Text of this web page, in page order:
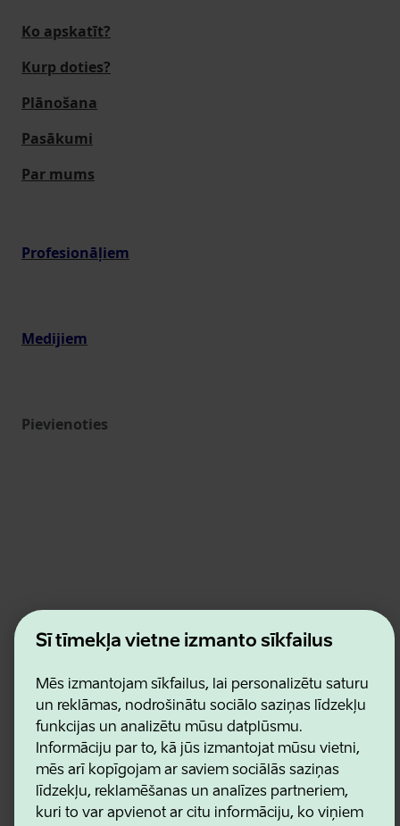
Šī tīmekļa vietne izmanto sīkfailus
Mēs izmantojam sīkfailus, lai personalizētu saturu
un reklāmas, nodrošinātu sociālo saziņas līdzekļu
funkcijas un analizētu mūsu datplūsmu.
Informāciju par to, kā jūs izmantojat mūsu vietni,
mēs arī kopīgojam ar saviem sociālās saziņas
līdzekļu, reklamēšanas un analīzes partneriem,
kuri to var apvienot ar citu informāciju, ko viņiem
Ko apskatīt?
Kurp doties?
Plānošana
Pasākumi
Par mums
Profesionāļiem
Medijiem
Pievienoties
Kontakti
Lietošanas noteikumi
Sīkdatņu un konfidencialitātes politika